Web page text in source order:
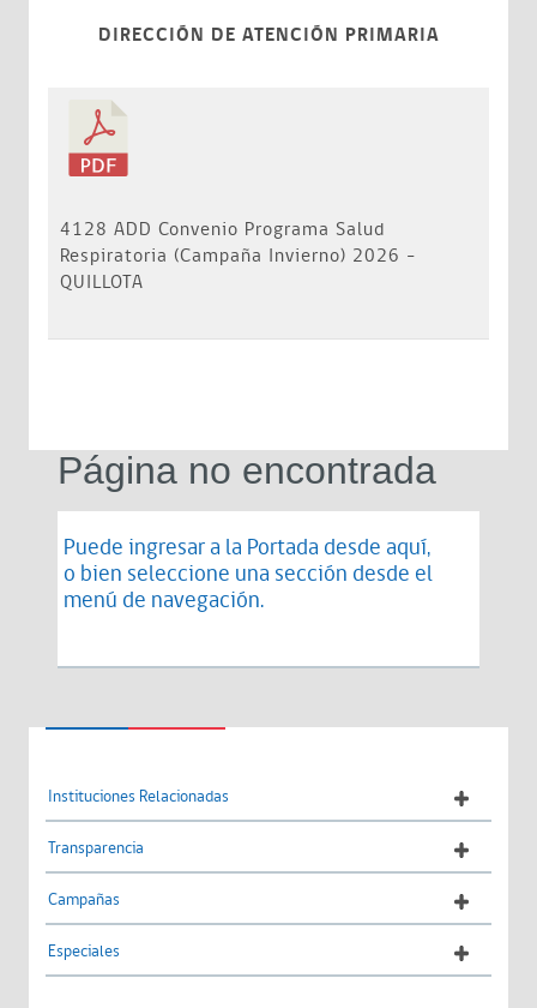
DIRECCIÓN DE ATENCIÓN PRIMARIA
4128 ADD Convenio Programa Salud
Respiratoria (Campaña Invierno) 2026 -
QUILLOTA
Página no encontrada
Puede ingresar a la Portada desde aquí,
o bien seleccione una sección desde el
menú de navegación.
Instituciones Relacionadas
Transparencia
Campañas
Especiales